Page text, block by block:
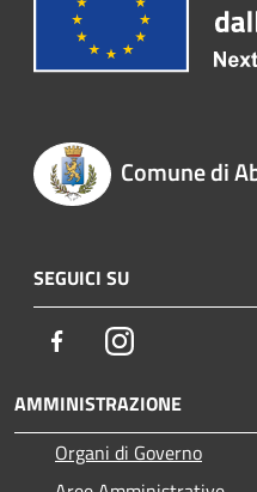
Comune di
SEGUICI SU
FacebookInstagram
AMMINISTRAZIONE
Organi di Governo